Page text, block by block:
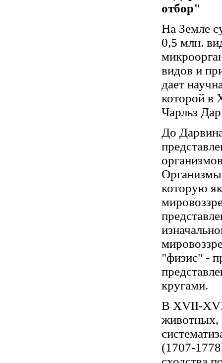
отбор"
На Земле
0,5 млн.
видов и
дает
которой в
Чарльз
До
которую
"физис" -
кругами.
В XVII-
животных,
(1707-